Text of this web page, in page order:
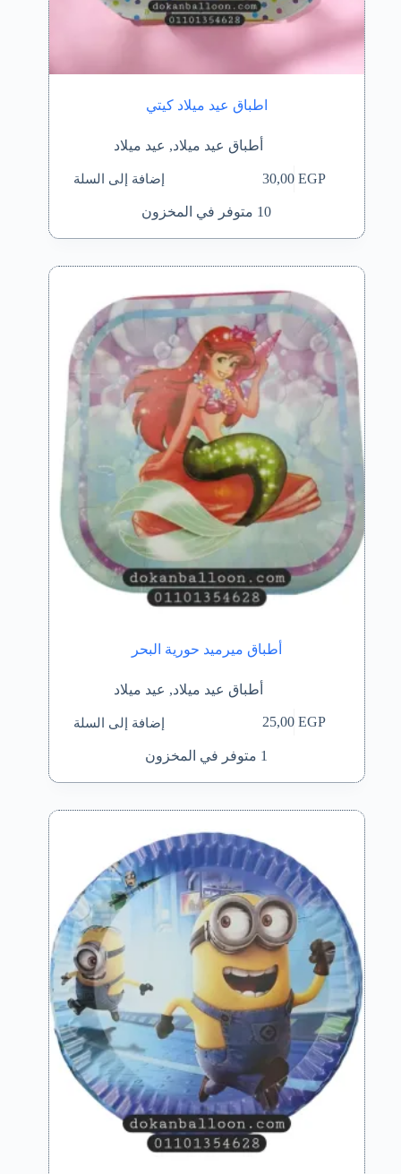
اطباق عيد ميلاد كيتي
أطباق عيد ميلاد, عيد ميلاد
30,00EGP إضافة إلى السلة
10 متوفر في المخزون
أطباق ميرميد حورية البحر
أطباق عيد ميلاد, عيد ميلاد
25,00EGP إضافة إلى السلة
1 متوفر في المخزون